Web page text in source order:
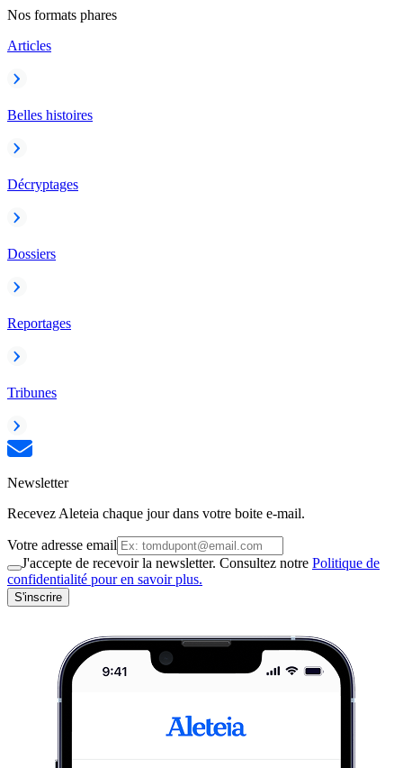
Nos formats phares
Articles
Belles histoires
Décryptages
Dossiers
Reportages
Tribunes
Newsletter
Recevez Aleteia chaque jour dans votre boite e-mail.
Votre adresse email
J'accepte de recevoir la newsletter. Consultez notre Politique de
confidentialité pour en savoir plus.
S'inscrire